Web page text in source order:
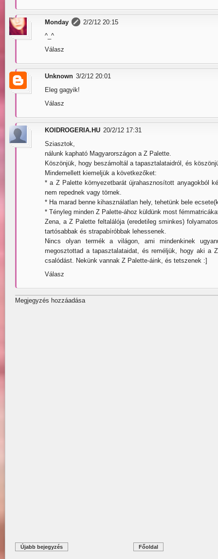
Monday
2/2/12 20:15
^_^
Válasz
Unknown 3/2/12 20:01
Eleg gagyik!
Válasz
KOIDROGERIA.HU 20/2/12 17:31
Sziasztok,
nálunk kapható Magyarországon a Z Palette.
Köszönjük, hogy beszámoltál a tapasztalataidról, és
Mindemellett kiemeljük a következőket:
* a Z Palette környezetbarát újrahasznosított anyagokból
nem repednek vagy törnek.
* Ha marad benne kihasználatlan hely, tehetünk bele
* Tényleg minden Z Palette-ához küldünk most
Zena, a Z Palette feltalálója (eredetileg sminkes)
tartósabbak és strapabíróbbak lehessenek.
Nincs olyan termék a világon, ami mindenkinek
megosztottad a tapasztalataidat, és reméljük, hogy aki a
csalódást. Nekünk vannak Z Palette-áink, és tetszenek :]
Válasz
Megjegyzés hozzáadása
Újabb bejegyzés Főoldal